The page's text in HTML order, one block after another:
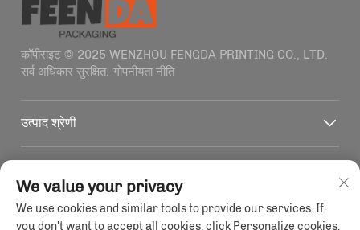
कॉपीराइट © 2025 WENZHOU FENGDA PRINTING CO., LTD.
सर्व अधिकार सुरक्षित. गोपनीयता नीति
उत्पाद श्रेणी
संपर्क जानकारी
We value your privacy
We use cookies and similar tools to provide our services. If
you don't want to accept all cookies, click Personalize cookies.